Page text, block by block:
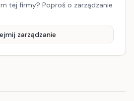
tej firmy? Poproś o zarządzanie
zarządzanie